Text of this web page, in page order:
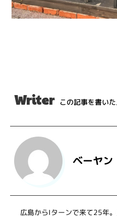
Writer この記事を書いた
ベーヤン
広島からIターンで来て25年。